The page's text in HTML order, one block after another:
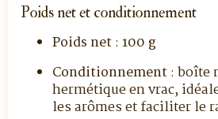
Poids net et conditionnement
Poids net: 100 g
Conditionnement: boîte
hermétique en vrac,
les arômes et faciliter le